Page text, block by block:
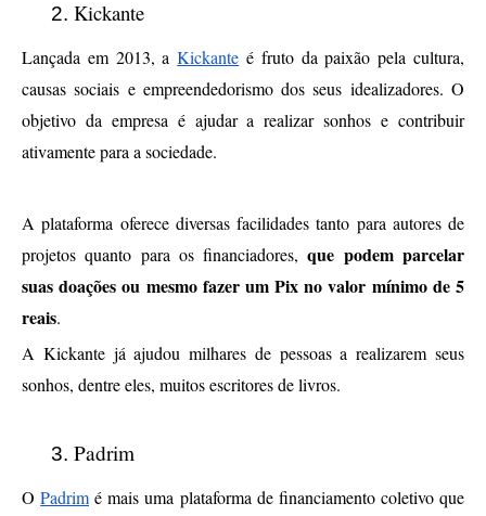
Kickante
Lançada em 2013, a Kickante é fruto da paixão pela cultura,
causas sociais e empreendedorismo dos seus idealizadores. O
objetivo da empresa é ajudar a realizar sonhos e contribuir
ativamente para a sociedade.
A plataforma oferece diversas facilidades tanto para autores de
projetos quanto para os financiadores, que podem parcelar
suas doações ou mesmo fazer um Pix no valor mínimo de 5
reais.
A Kickante já ajudou milhares de pessoas a realizarem seus
sonhos, dentre eles, muitos escritores de livros.
Padrim
O Padrim é mais uma plataforma de financiamento coletivo que